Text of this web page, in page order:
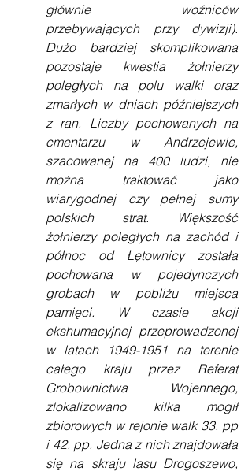
głównie woźniców
przebywających przy dywizji).
Dużo bardziej skomplikowana
pozostaje kwestia żołnierzy
poległych na polu walki oraz
zmarłych w dniach późniejszych
z ran. Liczby pochowanych na
cmentarzu w Andrzejewie,
szacowanej na 400 ludzi, nie
można traktować jako
wiarygodnej czy pełnej sumy
polskich strat. Większość
żołnierzy poległych na zachód i
północ od Łętownicy została
pochowana w pojedynczych
grobach w pobliżu miejsca
pamięci. W czasie akcji
ekshumacyjnej przeprowadzonej
w latach 1949-1951 na terenie
całego kraju przez Referat
Grobownictwa Wojennego,
zlokalizowano kilka mogił
zbiorowych w rejonie walk 33. pp
i 42. pp. Jedna z nich znajdowała
się na skraju lasu Drogoszewo,